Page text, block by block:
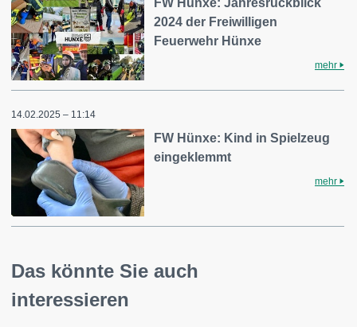
2024 der Freiwilligen
Feuerwehr Hünxe
mehr
14.02.2025 – 11:14
FW Hünxe: Kind in Spielzeug
eingeklemmt
mehr
Das könnte Sie auch
interessieren